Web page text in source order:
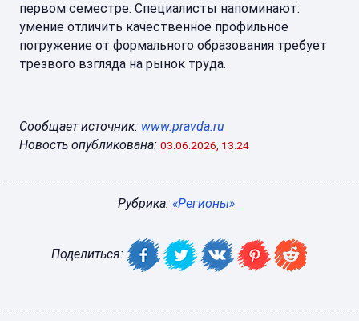
первом семестре. Специалисты напоминают:
умение отличить качественное профильное
погружение от формального образования требует
трезвого взгляда на рынок труда.
Сообщает источник: www.pravda.ru
Новость опубликована: 03.06.2026, 13:24
Рубрика: «Регионы»
Поделиться: